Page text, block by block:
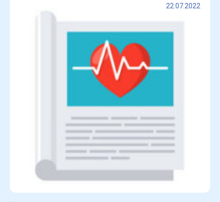
22.07.2022